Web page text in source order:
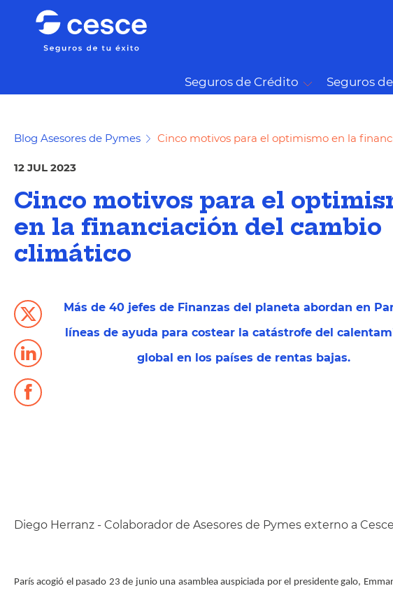
Seguros de Crédito Seguros
Blog Asesores de Pymes Cinco motivos para el optimismo en la
12 JUL 2023
Cinco motivos para el
en la financiación del cambio
climático
Más de 40 jefes de Finanzas del planeta abordan en
líneas de ayuda para costear la catástrofe del
global en los países de rentas bajas.
Diego Herranz - Colaborador de Asesores de Pymes externo a Cesce
París acogió el pasado 23 de junio una asamblea auspiciada por el presidente galo,